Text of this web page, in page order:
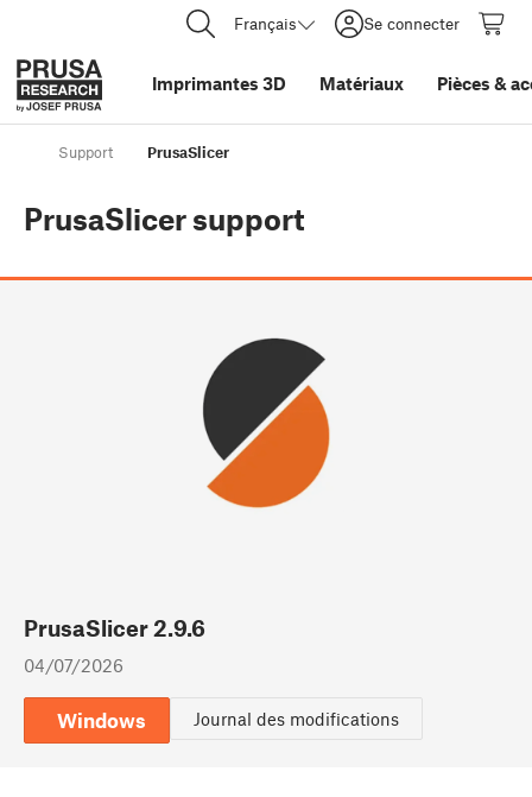
Français Se connecter
Imprimantes 3D Matériaux Pièces &
Support PrusaSlicer
PrusaSlicersupport
PrusaSlicer 2.9.6
04/07/2026
Windows Journal des modifications